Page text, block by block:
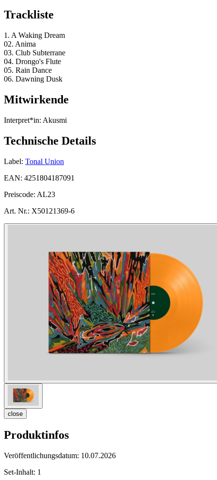
Trackliste
1. A Waking Dream
02. Anima
03. Club Subterrane
04. Drongo's Flute
05. Rain Dance
06. Dawning Dusk
Mitwirkende
Interpret*in: Akusmi
Technische Details
Label: Tonal Union
EAN: 4251804187091
Preiscode: AL23
Art. Nr.: X50121369-6
close
Produktinfos
Veröffentlichungsdatum: 10.07.2026
Set-Inhalt: 1